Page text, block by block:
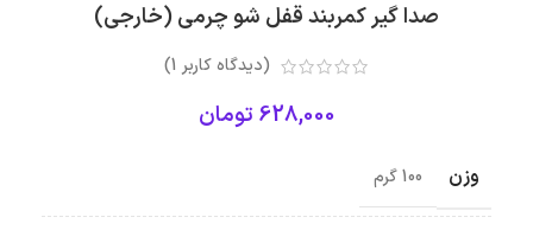
صدا گیر کمربند قفل شو چرمی (خارجی)
(دیدگاه کاربر 1
)
628,000 تومان
وزن 100 گرم